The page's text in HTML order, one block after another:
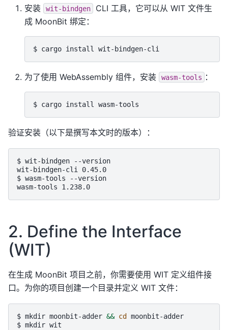
安装 wit-bindgen
CLI 工具，它可以从 WIT 文件生
成 MoonBit 绑定：
为了使用 WebAssembly 组件，安装 wasm-tools ：
验证安装（以下是撰写本文时的版本）：
$ wit-bindgen --version
wit-bindgen-cli 0.45.0
$ wasm-tools --version
2. Define the Interface
(WIT)
在生成 MoonBit 项目之前，你需要使用 WIT 定义组件接
口。为你的项目创建一个目录并定义 WIT 文件：
$ mkdir moonbit-adder && cd
$ mkdir